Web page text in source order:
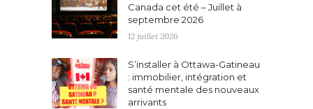
Canada cet été – Juillet à
septembre 2026
12 juillet 2026
S’installer à Ottawa-Gatineau
: immobilier, intégration et
santé mentale des nouveaux
arrivants